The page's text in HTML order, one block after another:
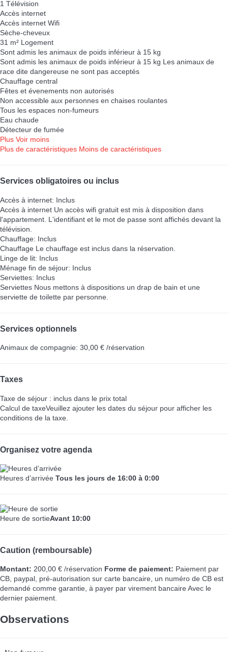
1 Télévision
Accès internet
Accès internet Wifi
Sèche-cheveux
31 m² Logement
Sont admis les animaux de poids inférieur à 15 kg
Sont admis les animaux de poids inférieur à 15 kg Les animaux de
race dite dangereuse ne sont pas acceptés
Chauffage central
Fêtes et évenements non autorisés
Non accessible aux personnes en chaises roulantes
Tous les espaces non-fumeurs
Eau chaude
Détecteur de fumée
Plus Voir moins
Plus de caractéristiques Moins de caractéristiques
Services obligatoires ou inclus
Accès à internet: Inclus
Accès à internet Un accès wifi gratuit est mis à disposition dans
l'appartement. L'identifiant et le mot de passe sont affichés devant la
télévision.
Chauffage: Inclus
Chauffage Le chauffage est inclus dans la réservation.
Linge de lit: Inclus
Ménage fin de séjour: Inclus
Serviettes: Inclus
Serviettes Nous mettons à dispositions un drap de bain et une
serviette de toilette par personne.
Services optionnels
Animaux de compagnie: 30,00 € /réservation
Taxes
Taxe de séjour : inclus dans le prix total
Calcul de taxeVeuillez ajouter les dates du séjour pour afficher les
conditions de la taxe.
Organisez votre agenda
Heures d’arrivée Tous les jours de 16:00 à 0:00
Heure de sortieAvant 10:00
Caution (remboursable)
Montant: 200,00 € /réservation Forme de paiement: Paiement par
CB, paypal, pré-autorisation sur carte bancaire, un numéro de CB est
demandé comme garantie, à payer par virement bancaire Avec le
dernier paiement.
Observations